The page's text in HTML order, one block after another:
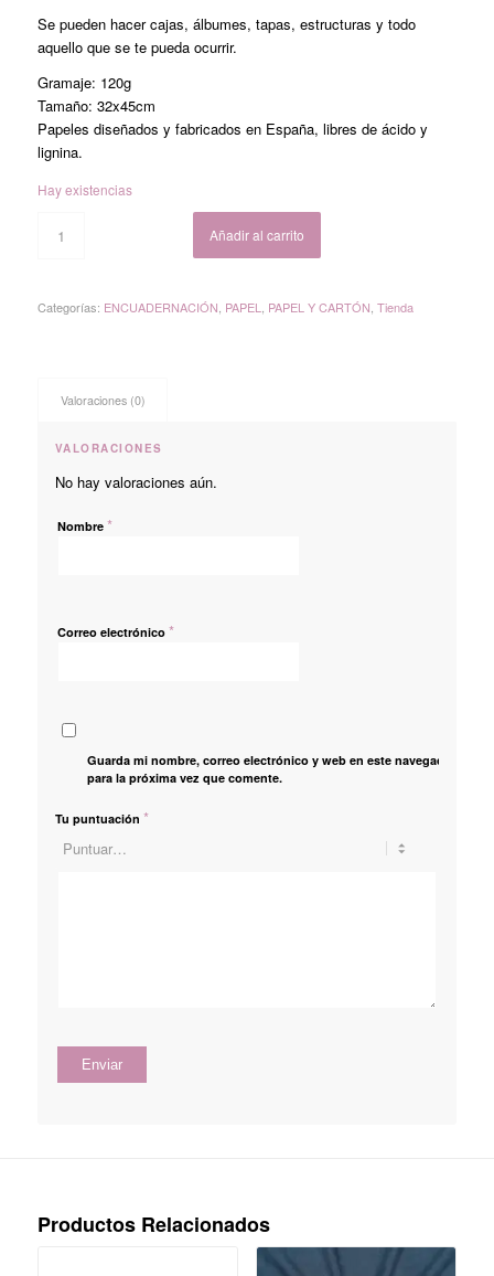
Se pueden hacer cajas, álbumes, tapas, estructuras y todo
aquello que se te pueda ocurrir.
Gramaje: 120g
Tamaño: 32x45cm
Papeles diseñados y fabricados en España, libres de ácido y
lignina.
Hay existencias
Añadir al carrito
Categorías: ENCUADERNACIÓN PAPEL PAPEL Y CARTÓN Tienda
Valoraciones (0)
VALORACIONES
No hay valoraciones aún.
Nombre *
Correo electrónico *
Guarda mi nombre, correo electrónico y web en este navegador
para la próxima vez que comente.
Tu puntuación *
Productos Relacionados